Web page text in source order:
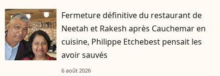
Fermeture définitive du restaurant de
Neetah et Rakesh après Cauchemar en
cuisine, Philippe Etchebest pensait les
avoir sauvés
6 août 2026